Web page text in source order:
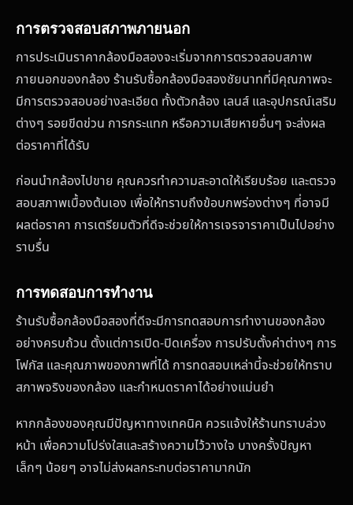
การตรวจสอบสภาพภายนอก
การประเมินราคากล้องมือสองจะเริ่มจากการตรวจสอบสภาพ
ภายนอกของกล้อง ร้านรับซื้อกล้องมือสองชัยนาทที่มีคุณภาพจะ
มีการตรวจสอบอย่างละเอียด ทั้งตัวกล้อง เลนส์ และอุปกรณ์เสริม
ต่างๆ รอยขีดข่วน การกระแทก หรือความเสียหายอื่นๆ จะส่งผล
ต่อราคาที่ได้รับ
ก่อนนำกล้องไปขาย คุณควรทำความสะอาดให้เรียบร้อย และตรวจ
สอบสภาพเบื้องต้นเอง เพื่อให้ทราบถึงข้อบกพร่องต่างๆ ที่อาจมี
ผลต่อราคา การเตรียมตัวที่ดีจะช่วยให้การเจรจาราคาเป็นไปอย่าง
ราบรื่น
การทดสอบการทำงาน
ร้านรับซื้อกล้องมือสองที่ดีจะมีการทดสอบการทำงานของกล้อง
อย่างครบถ้วน ตั้งแต่การเปิด-ปิดเครื่อง การปรับตั้งค่าต่างๆ การ
โฟกัส และคุณภาพของภาพที่ได้ การทดสอบเหล่านี้จะช่วยให้ทราบ
สภาพจริงของกล้อง และกำหนดราคาได้อย่างแม่นยำ
หากกล้องของคุณมีปัญหาทางเทคนิค ควรแจ้งให้ร้านทราบล่วง
หน้า เพื่อความโปร่งใสและสร้างความไว้วางใจ บางครั้งปัญหา
เล็กๆ น้อยๆ อาจไม่ส่งผลกระทบต่อราคามากนัก